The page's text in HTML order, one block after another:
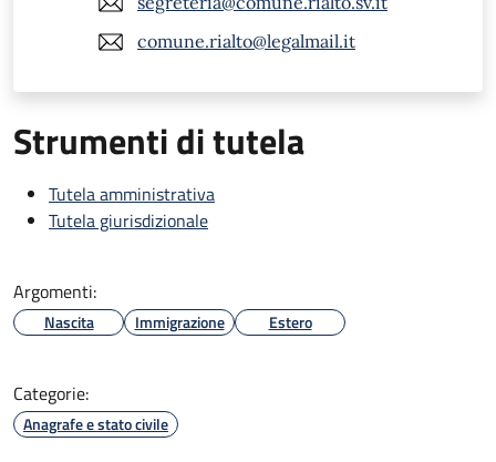
comune.rialto@legalmail.it
Strumenti di tutela
Tutela amministrativa
Tutela giurisdizionale
Argomenti:
Nascita Immigrazione Estero
Categorie:
Anagrafe e stato civile